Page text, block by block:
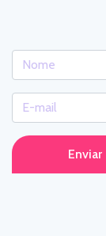
Enviar